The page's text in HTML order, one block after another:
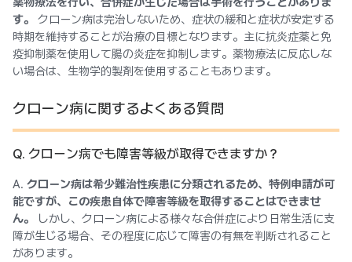
す。
クローン病は完治しないため、症状の緩和と症状が安定する
時期を維持することが治療の目標となります。主に抗炎症薬と免
疫抑制薬を使用して腸の炎症を抑制します。薬物療法に反応しな
い場合は、生物学的製剤を使用することもあります。
クローン病に関するよくある質問
Q. クローン病でも障害等級が取得できますか？
A. クローン病は希少難治性疾患に分類されるため、特例申請が可
能ですが、この疾患自体で障害等級を取得することはできませ
ん。
しかし、クローン病による様々な合併症により日常生活に支
障が生じる場合、その程度に応じて障害の有無を判断されること
があります。